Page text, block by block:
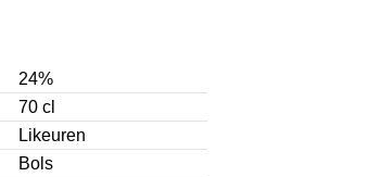
24%
70 cl
Likeuren
Bols